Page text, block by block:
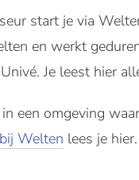
start je via
en werkt
Je leest hier
een omgeving
Welten lees je hier.